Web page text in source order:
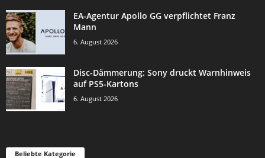
EA-Agentur Apollo GG verpflichtet Franz
Mann
6. August 2026
Disc-Dämmerung: Sony druckt Warnhinweis
auf PS5-Kartons
6. August 2026
Beliebte Kategorie